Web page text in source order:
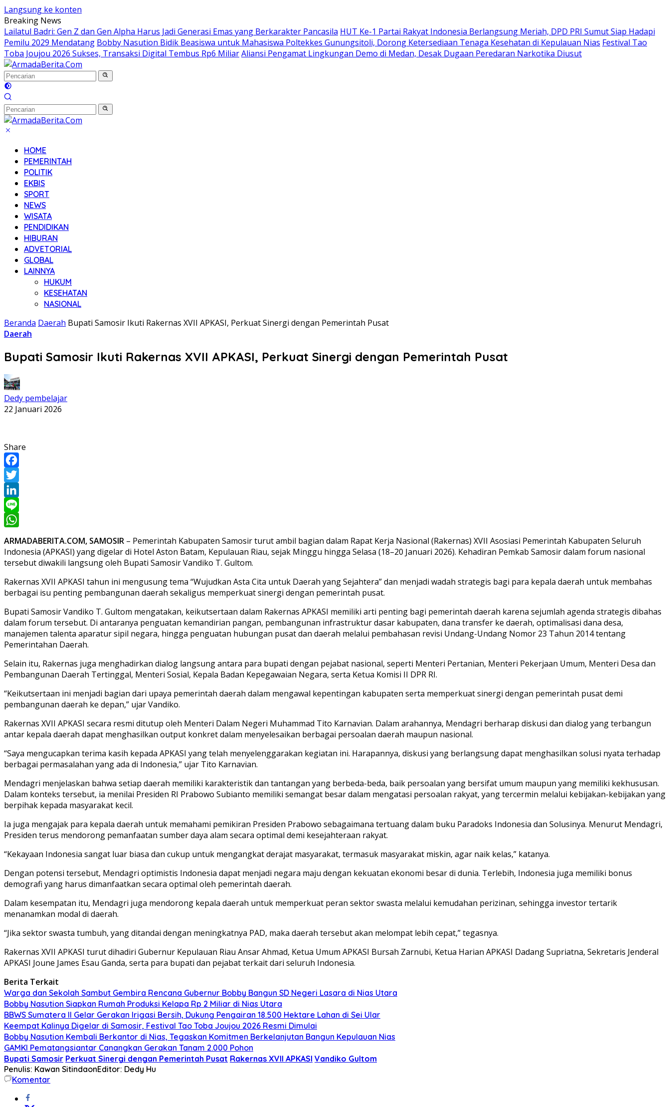
Langsung ke konten
Breaking News
Lailatul Badri: Gen Z dan Gen Alpha Harus Jadi Generasi Emas yang Berkarakter Pancasila HUT Ke-1 Partai Rakyat Indonesia Berlangsung Meriah, DPD PRI Sumut Siap Hadapi
Pemilu 2029 Mendatang Bobby Nasution Bidik Beasiswa untuk Mahasiswa Poltekkes Gunungsitoli, Dorong Ketersediaan Tenaga Kesehatan di Kepulauan Nias Festival Tao
Toba Joujou 2026 Sukses, Transaksi Digital Tembus Rp6 MiliarAliansi Pengamat Lingkungan Demo di Medan, Desak Dugaan Peredaran Narkotika Diusut
HOME
PEMERINTAH
POLITIK
EKBIS
SPORT
NEWS
WISATA
PENDIDIKAN
HIBURAN
ADVETORIAL
GLOBAL
LAINNYA
HUKUM
KESEHATAN
NASIONAL
Beranda Daerah Bupati Samosir Ikuti Rakernas XVII APKASI, Perkuat Sinergi dengan Pemerintah Pusat
Daerah
Bupati Samosir Ikuti Rakernas XVII APKASI, Perkuat Sinergi dengan Pemerintah Pusat
Dedy pembelajar
22 Januari 2026
Share
Facebook
Twitter
LinkedIn
Line
ARMADABERITA.COM, SAMOSIR – Pemerintah Kabupaten Samosir turut ambil bagian dalam Rapat Kerja Nasional (Rakernas) XVII Asosiasi Pemerintah Kabupaten Seluruh
Indonesia (APKASI) yang digelar di Hotel Aston Batam, Kepulauan Riau, sejak Minggu hingga Selasa (18–20 Januari 2026). Kehadiran Pemkab Samosir dalam forum nasional
tersebut diwakili langsung oleh Bupati Samosir Vandiko T. Gultom.
Rakernas XVII APKASI tahun ini mengusung tema “Wujudkan Asta Cita untuk Daerah yang Sejahtera” dan menjadi wadah strategis bagi para kepala daerah untuk membahas
berbagai isu penting pembangunan daerah sekaligus memperkuat sinergi dengan pemerintah pusat.
Bupati Samosir Vandiko T. Gultom mengatakan, keikutsertaan dalam Rakernas APKASI memiliki arti penting bagi pemerintah daerah karena sejumlah agenda strategis dibahas
dalam forum tersebut. Di antaranya penguatan kemandirian pangan, pembangunan infrastruktur dasar kabupaten, dana transfer ke daerah, optimalisasi dana desa,
manajemen talenta aparatur sipil negara, hingga penguatan hubungan pusat dan daerah melalui pembahasan revisi Undang-Undang Nomor 23 Tahun 2014 tentang
Pemerintahan Daerah.
Selain itu, Rakernas juga menghadirkan dialog langsung antara para bupati dengan pejabat nasional, seperti Menteri Pertanian, Menteri Pekerjaan Umum, Menteri Desa dan
Pembangunan Daerah Tertinggal, Menteri Sosial, Kepala Badan Kepegawaian Negara, serta Ketua Komisi II DPR RI.
“Keikutsertaan ini menjadi bagian dari upaya pemerintah daerah dalam mengawal kepentingan kabupaten serta memperkuat sinergi dengan pemerintah pusat demi
pembangunan daerah ke depan,” ujar Vandiko.
Rakernas XVII APKASI secara resmi ditutup oleh Menteri Dalam Negeri Muhammad Tito Karnavian. Dalam arahannya, Mendagri berharap diskusi dan dialog yang terbangun
antar kepala daerah dapat menghasilkan output konkret dalam menyelesaikan berbagai persoalan daerah maupun nasional.
“Saya mengucapkan terima kasih kepada APKASI yang telah menyelenggarakan kegiatan ini. Harapannya, diskusi yang berlangsung dapat menghasilkan solusi nyata terhadap
berbagai permasalahan yang ada di Indonesia,” ujar Tito Karnavian.
Mendagri menjelaskan bahwa setiap daerah memiliki karakteristik dan tantangan yang berbeda-beda, baik persoalan yang bersifat umum maupun yang memiliki kekhususan.
Dalam konteks tersebut, ia menilai Presiden RI Prabowo Subianto memiliki semangat besar dalam mengatasi persoalan rakyat, yang tercermin melalui kebijakan-kebijakan yang
berpihak kepada masyarakat kecil.
Ia juga mengajak para kepala daerah untuk memahami pemikiran Presiden Prabowo sebagaimana tertuang dalam buku Paradoks Indonesia dan Solusinya. Menurut Mendagri,
Presiden terus mendorong pemanfaatan sumber daya alam secara optimal demi kesejahteraan rakyat.
“Kekayaan Indonesia sangat luar biasa dan cukup untuk mengangkat derajat masyarakat, termasuk masyarakat miskin, agar naik kelas,” katanya.
Dengan potensi tersebut, Mendagri optimistis Indonesia dapat menjadi negara maju dengan kekuatan ekonomi besar di dunia. Terlebih, Indonesia juga memiliki bonus
demografi yang harus dimanfaatkan secara optimal oleh pemerintah daerah.
Dalam kesempatan itu, Mendagri juga mendorong kepala daerah untuk memperkuat peran sektor swasta melalui kemudahan perizinan, sehingga investor tertarik
menanamkan modal di daerah.
“Jika sektor swasta tumbuh, yang ditandai dengan meningkatnya PAD, maka daerah tersebut akan melompat lebih cepat,” tegasnya.
Rakernas XVII APKASI turut dihadiri Gubernur Kepulauan Riau Ansar Ahmad, Ketua Umum APKASI Bursah Zarnubi, Ketua Harian APKASI Dadang Supriatna, Sekretaris Jenderal
APKASI Joune James Esau Ganda, serta para bupati dan pejabat terkait dari seluruh Indonesia.
Berita Terkait
Warga dan Sekolah Sambut Gembira Rencana Gubernur Bobby Bangun SD Negeri Lasara di Nias Utara
Bobby Nasution Siapkan Rumah Produksi Kelapa Rp 2 Miliar di Nias Utara
BBWS Sumatera II Gelar Gerakan Irigasi Bersih, Dukung Pengairan 18.500 Hektare Lahan di Sei Ular
Keempat Kalinya Digelar di Samosir, Festival Tao Toba Joujou 2026 Resmi Dimulai
Bobby Nasution Kembali Berkantor di Nias, Tegaskan Komitmen Berkelanjutan Bangun Kepulauan Nias
GAMKI Pematangsiantar Canangkan Gerakan Tanam 2.000 Pohon
Bupati Samosir Perkuat Sinergi dengan Pemerintah Pusat Rakernas XVII APKASI Vandiko Gultom
Penulis: Kawan SitindaonEditor: Dedy Hu
Komentar